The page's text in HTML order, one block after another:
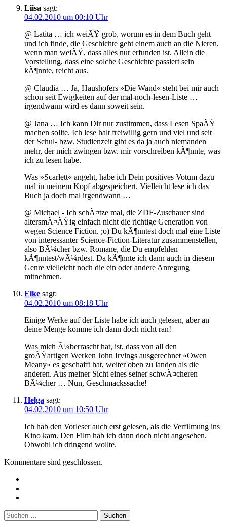
Liisa sagt:
04.02.2010 um 00:10 Uhr
@ Latita … ich weiÃŸ grob, worum es in dem Buch geht
und ich finde, die Geschichte geht einem auch an die Nieren,
wenn man weiÃŸ, dass alles nur erfunden ist. Allein die
Vorstellung, dass eine solche Geschichte passiert sein
kÃ¶nnte, reicht aus.
@ Claudia … Ja, Haushofers »Die Wand« steht bei mir auch
schon seit Ewigkeiten auf der mal-noch-lesen-Liste …
irgendwann wird es dann soweit sein.
@ Jana … Ich kann Dir nur zustimmen, dass Lesen SpaÃŸ
machen sollte. Ich lese halt freiwillig gern und viel und seit
der Schul- bzw. Studienzeit gibt es da ja auch niemanden
mehr, der mich zwingen bzw. mir vorschreiben kÃ¶nnte, was
ich zu lesen habe.
Was »Scarlett« angeht, habe ich Dein positives Votum dazu
mal in meinem Kopf abgespeichert. Vielleicht lese ich das
Buch ja doch mal irgendwann …
@ Michael - Ich schÃ¤tze mal, die ZDF-Zuschauer sind
altersmÃ¤ÃŸig einfach nicht die richtige Generation von
wegen Science Fiction. ;o) Du kÃ¶nntest doch mal eine Liste
von interessanter Science-Fiction-Literatur zusammenstellen,
also BÃ¼cher bzw. Romane, die Du empfehlen
kÃ¶nntest/wÃ¼rdest. Da kÃ¶nnte ich dann auch in diesem
Genre vielleicht noch die ein oder andere Anregung
mitnehmen.
Elke sagt:
04.02.2010 um 08:18 Uhr
Einige Werke auf der Liste habe ich auch gelesen, aber an
deine Menge komme ich dann doch nicht ran!
Was mich Ã¼berrascht hat, ist, dass von all den
groÃŸartigen Werken John Irvings ausgerechnet »Owen
Meany« es geschafft hat, weiter oben zu landen als die
anderen. Aus meiner Sicht eines seiner schwÃ¤cheren
BÃ¼cher … Nun, Geschmackssache!
Helga sagt:
04.02.2010 um 10:50 Uhr
Ich hab den Vorleser auch erst gelesen, als die Verfilmung ins
Kino kam. Den Film hab ich dann doch nicht angesehen.
Obwohl ich dringend wollte.
Kommentare sind geschlossen.
Suchen